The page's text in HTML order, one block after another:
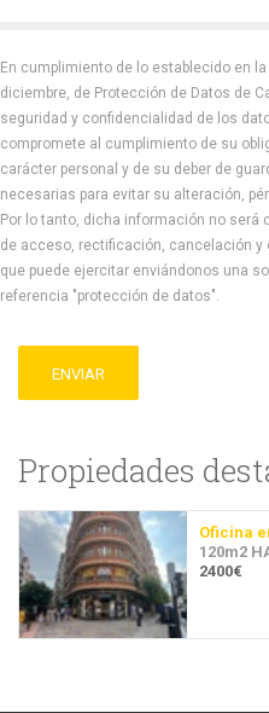
En cumplimiento de lo establecido en
diciembre, de Protección de Datos de
seguridad y confidencialidad de los
compromete al cumplimiento de su
carácter personal y de su deber de
necesarias para evitar su alteración,
Por lo tanto, dicha información no será
de acceso, rectificación, cancelación y
que puede ejercitar enviándonos una
referencia "protección de datos".
ENVIAR
Propiedades
Oficina
120m2
2400€